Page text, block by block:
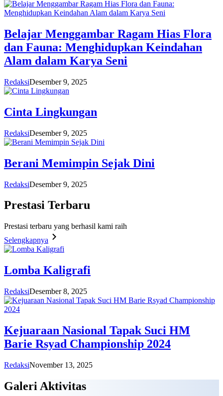
Belajar Menggambar Ragam Hias Flora
dan Fauna: Menghidupkan Keindahan
Alam dalam Karya Seni
RedaksiDesember 9, 2025
Cinta Lingkungan
RedaksiDesember 9, 2025
Berani Memimpin Sejak Dini
RedaksiDesember 9, 2025
Prestasi Terbaru
Prestasi terbaru yang berhasil kami raih
Selengkapnya
Lomba Kaligrafi
RedaksiDesember 8, 2025
Kejuaraan Nasional Tapak Suci HM
Barie Rsyad Championship 2024
RedaksiNovember 13, 2025
Galeri Aktivitas